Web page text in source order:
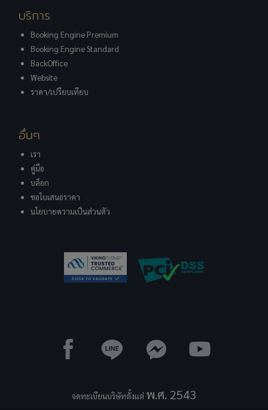
บริการ
Booking Engine Premium
Booking Engine Standard
BackOffice
Website
ราคา/เปรียบเทียบ
อื่นๆ
เรา
คู่มือ
บล็อก
ขอใบเสนอราคา
นโยบายความเป็นส่วนตัว
จดทะเบียนบริษัทตั้งแต่ พ.ศ. 2543